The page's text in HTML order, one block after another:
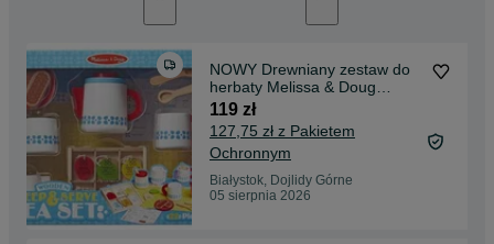
NOWY Drewniany zestaw do
herbaty Melissa & Doug
19843 ORYGINALNY
119 zł
127,75 zł z Pakietem
Ochronnym
Białystok, Dojlidy Górne
05 sierpnia 2026